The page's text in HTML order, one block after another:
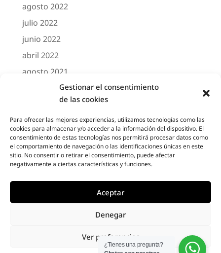
Gestionar el consentimiento
de las cookies
Para ofrecer las mejores experiencias, utilizamos tecnologías como las
cookies para almacenar y/o acceder a la información del dispositivo. El
consentimiento de estas tecnologías nos permitirá procesar datos como
el comportamiento de navegación o las identificaciones únicas en este
sitio. No consentir o retirar el consentimiento, puede afectar
negativamente a ciertas características y funciones.
Aceptar
Denegar
Ver preferencias
agosto 2022
julio 2022
junio 2022
abril 2022
agosto 2021
marzo 2021
febrero 2021
octubre 2020
agosto 2020
junio 2020
mayo 2020
Elegant Themes | Powered by
Diseño Web a medida| Childtheme created
¿Tienes una pregunta?